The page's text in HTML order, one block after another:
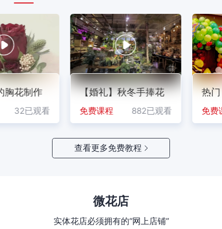
小太阳迷你绿心向日葵
（B级）
¥6.89/扎
热门
免费课
制作
32已观看
【婚礼】秋冬手捧花
免费课程 882已观看
看
只需四步，手把手教你
制作手腕花
免费课程 488已观看
一看就会的
免费课程
查看更多免费教程
微花店
实体花店必须拥有的“网上店铺”